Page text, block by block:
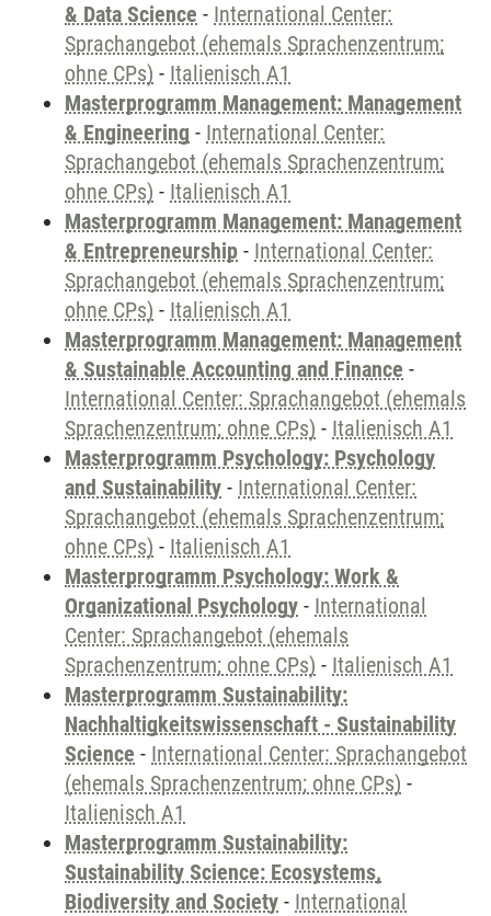
& Data Science - International Center:
Sprachangebot (ehemals Sprachenzentrum;
ohne CPs) - Italienisch A1
Masterprogramm Management: Management
& Engineering - International Center:
Sprachangebot (ehemals Sprachenzentrum;
ohne CPs) - Italienisch A1
Masterprogramm Management: Management
& Entrepreneurship - International Center:
Sprachangebot (ehemals Sprachenzentrum;
ohne CPs) - Italienisch A1
Masterprogramm Management: Management
& Sustainable Accounting and Finance -
International Center: Sprachangebot (ehemals
Sprachenzentrum; ohne CPs) - Italienisch A1
Masterprogramm Psychology: Psychology
and Sustainability - International Center:
Sprachangebot (ehemals Sprachenzentrum;
ohne CPs) - Italienisch A1
Masterprogramm Psychology: Work &
Organizational Psychology - International
Center: Sprachangebot (ehemals
Sprachenzentrum; ohne CPs) - Italienisch A1
Masterprogramm Sustainability:
Nachhaltigkeitswissenschaft - Sustainability
Science - International Center: Sprachangebot
(ehemals Sprachenzentrum; ohne CPs) -
Italienisch A1
Masterprogramm Sustainability:
Sustainability Science: Ecosystems,
Biodiversity and Society - International